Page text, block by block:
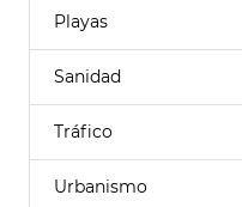
Playas
Sanidad
Tráfico
Urbanismo